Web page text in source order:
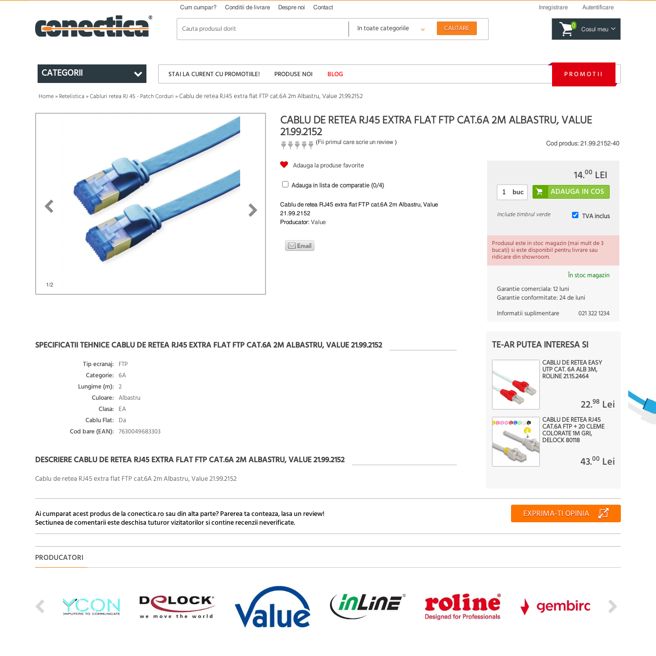
Cum cumpar? Conditii de livrare Despre noi Contact Inregistrare Autentificare
0
Cosul meu
CATEGORII STAI LA CURENT CU PROMOTIILE! PRODUSE NOI BLOG PROMOTII
Home» Retelistica »Cabluri retea RJ 45 - Patch Corduri »Cablu de retea RJ45 extra flat FTP cat.6A 2m Albastru, Value 21.99.2152
1/2
CABLU DE RETEA RJ45 EXTRA FLAT FTP CAT.6A 2M ALBASTRU, VALUE
21.99.2152
(Fii primul care scrie un review ) Cod produs: 21.99.2152-40
Adauga la produse favorite
Adauga in lista de comparatie (0/4)
Cablu de retea RJ45 extra flat FTP cat.6A 2m Albastru, Value
21.99.2152
Producator: Value
14.00 LEI
buc
TVA inclus
Include timbrul verde
Produsul este in stoc magazin (mai mult de 3
bucati) si este disponibil pentru livrare sau
ridicare din showroom.
În stoc magazin
Garantie comerciala:12 luni
Garantie conformitate:24 de luni
Informatii suplimentare
021 322 1234
SPECIFICATII TEHNICE CABLU DE RETEA RJ45 EXTRA FLAT FTP CAT.6A 2M ALBASTRU, VALUE 21.99.2152
Tip ecranaj: FTP
Categorie: 6A
Lungime (m): 2
Culoare: Albastru
Clasa: EA
Cablu Flat: Da
Cod bare (EAN): 7630049683303
DESCRIERE CABLU DE RETEA RJ45 EXTRA FLAT FTP CAT.6A 2M ALBASTRU, VALUE 21.99.2152
Cablu de retea RJ45 extra flat FTP cat.6A 2m Albastru, Value 21.99.2152
TE-AR PUTEA INTERESA SI
CABLU DE RETEA EASY
UTP CAT. 6A ALB 3M,
ROLINE 21.15.2464
22.98 Lei
CABLU DE RETEA RJ45
CAT.6A FTP + 20 CLEME
COLORATE 1M GRI,
DELOCK 80118
43.00 Lei
Ai cumparat acest produs de la conectica.ro sau din alta parte? Parerea ta conteaza, lasa un review!
Sectiunea de comentarii este deschisa tuturor vizitatorilor si contine recenzii neverificate.
EXPRIMA-TI OPINIA
PRODUCATORI